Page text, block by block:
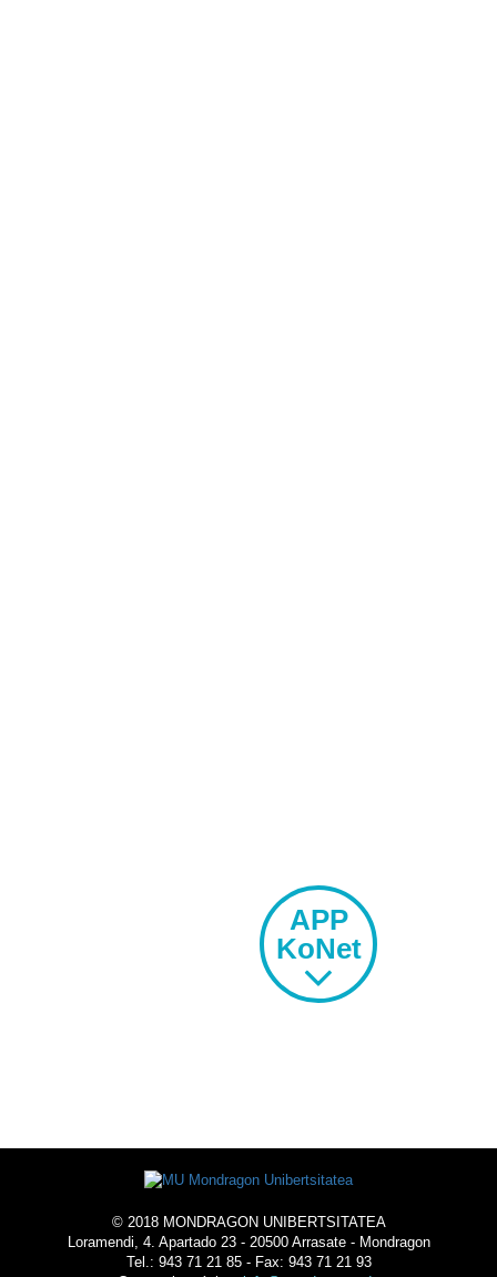
APP
KoNet
© 2018 MONDRAGON UNIBERTSITATEA
Loramendi, 4. Apartado 23 - 20500 Arrasate - Mondragon
Tel.: 943 71 21 85 - Fax: 943 71 21 93